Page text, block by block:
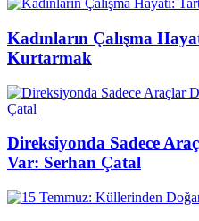
Kadınların Çalışma
Kurtarmak
Direksiyonda Sadece
Var: Serhan Çatal